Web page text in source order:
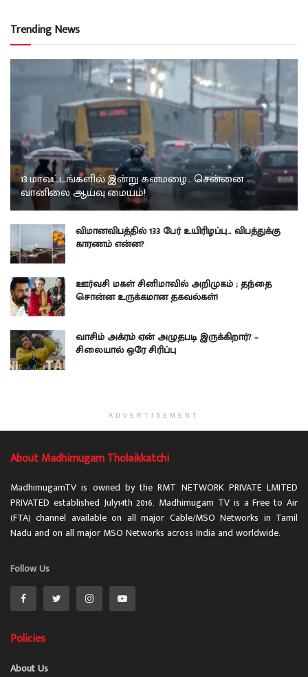
Trending News
13 மாவட்டங்களில் இன்று கனமழை… சென்னை
வானிலை ஆய்வு மையம்!
விமானவிபத்தில் 133 பேர் உயிரிழப்பு… விபத்துக்கு
காரணம் என்ன?
ஊர்வசி மகள் சினிமாவில் அறிமுகம் ; தந்தை
சொன்ன உருக்கமான தகவல்கள்!
வாசிம் அக்ரம் ஏன் அழுதபடி இருக்கிறார்? –
சிலையால் ஒரே சிரிப்பு
ADVERTISEMENT
About Madhimugam Tholaikkatchi
MadhimugamTV is owned by the RMT NETWORK PRIVATE LMITED
PRIVATED established July14th 2016. Madhimugam TV is a Free to Air
(FTA) channel available on all major Cable/MSO Networks in Tamil
Nadu and on all major MSO Networks across India and worldwide.
Follow Us
Policies
About Us